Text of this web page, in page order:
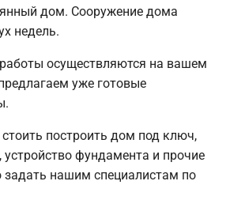
дом. Сооружение дома
недель.
осуществляются на вашем
уже готовые
построить дом под ключ,
устройство фундамента и прочие
нашим специалистам по